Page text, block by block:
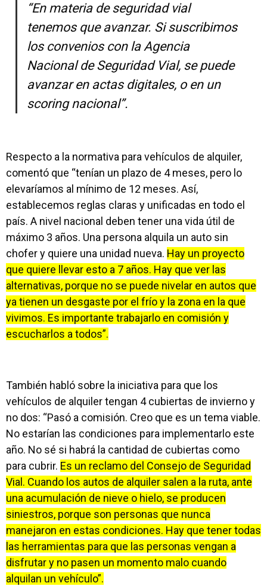
“En materia de seguridad vial
tenemos que avanzar. Si suscribimos
los convenios con la Agencia
Nacional de Seguridad Vial, se puede
avanzar en actas digitales, o en un
scoring nacional”.
Respecto a la normativa para vehículos de alquiler,
comentó que “tenían un plazo de 4 meses, pero lo
elevaríamos al mínimo de 12 meses. Así,
establecemos reglas claras y unificadas en todo el
país. A nivel nacional deben tener una vida útil de
máximo 3 años. Una persona alquila un auto sin
chofer y quiere una unidad nueva. Hay un proyecto
que quiere llevar esto a 7 años. Hay que ver las
alternativas, porque no se puede nivelar en autos que
ya tienen un desgaste por el frío y la zona en la que
vivimos. Es importante trabajarlo en comisión y
escucharlos a todos”.
También habló sobre la iniciativa para que los
vehículos de alquiler tengan 4 cubiertas de invierno y
no dos: “Pasó a comisión. Creo que es un tema viable.
No estarían las condiciones para implementarlo este
año. No sé si habrá la cantidad de cubiertas como
para cubrir. Es un reclamo del Consejo de Seguridad
Vial. Cuando los autos de alquiler salen a la ruta, ante
una acumulación de nieve o hielo, se producen
siniestros, porque son personas que nunca
manejaron en estas condiciones. Hay que tener todas
las herramientas para que las personas vengan a
disfrutar y no pasen un momento malo cuando
alquilan un vehículo”.